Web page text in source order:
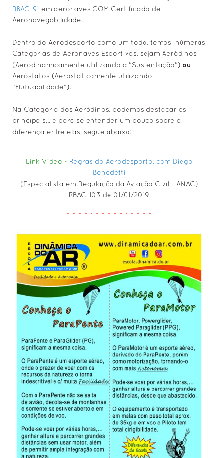
✓ Curso Voo Duplo (PG) - Check
✓ Curso ParaPente - Reciclagem
• Equipe e Pilotos (BUSCA) 🔍
• Alunos em Curso 🔒
• Política de Privacidade
• Equipamentos Principais
• Acessórios + Comuns
• Festas de Confraternização
• SOL Sports & Região
• Manobras Acrobáticas & Conexões
• Álbuns Fotos Diversos
• VÍDEOS Canal Escola
INFOS
• Câmeras AO VIVO > São Vicente, SP / Itararé
• Conteúdo ANAC Aerodesporto > Leitura e Estudo
• Normas Regulamentares Instituições
• App XCTrack (GPS, Android)
• App FlySkyHy (GPS, iOS)
• CATEGORIAS Aerodesporto (Aeronaves)
• CADASTROS Aerodesporto (RBAC-103)
• de ALUNO para NÍVEL 1 / CBVL
• Associações & Federações
• Órgãos Homologadores
• Bandeiras - Clube de Voo
RBAC-91 em aeronaves COM Certificado de
Aeronavegabilidade.
Dentro do Aerodesporto como um todo, temos inúmeras
Categorias de Aeronaves Esportivas, sejam Aeródinos
(Aerodinamicamente utilizando a "Sustentação") ou
Aeróstatos (Aerostaticamente utilizando
"Flutuabilidade").
Na Categoria dos Aeródinos, podemos destacar as
principais... e para se entender um pouco sobre a
diferença entre elas, segue abaixo:
Link Vídeo - Regras do Aerodesporto, com Diego
Benedetti
(Especialista em Regulação da Aviação Civil - ANAC)
RBAC-103 de 01/01/2019
- - - - - - - - - - - - - - -